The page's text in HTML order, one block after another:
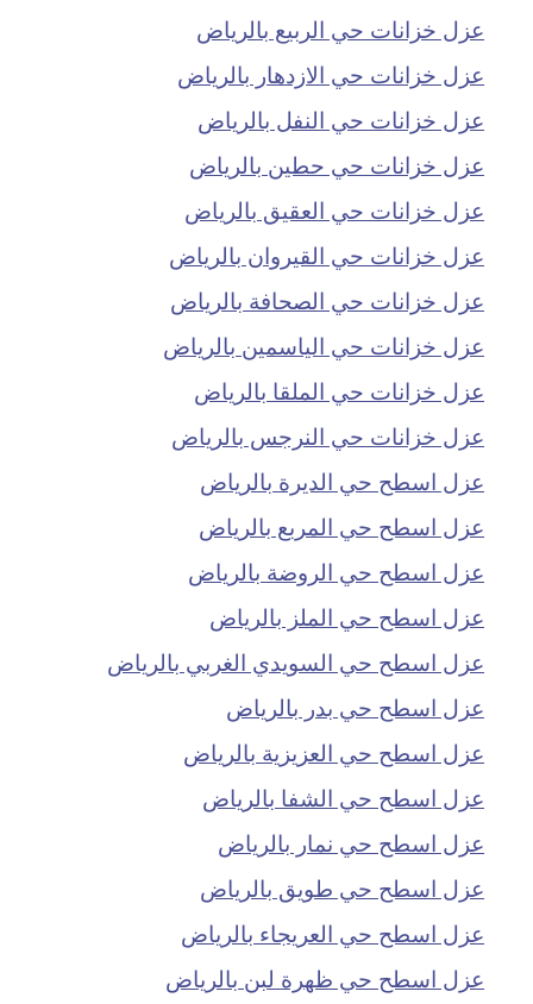
عزل خزانات حي الربيع بالرياض
عزل خزانات حي الازدهار بالرياض
عزل خزانات حي النفل بالرياض
عزل خزانات حي حطين بالرياض
عزل خزانات حي العقيق بالرياض
عزل خزانات حي القيروان بالرياض
عزل خزانات حي الصحافة بالرياض
عزل خزانات حي الياسمين بالرياض
عزل خزانات حي الملقا بالرياض
عزل خزانات حي النرجس بالرياض
عزل اسطح حي الديرة بالرياض
عزل اسطح حي المربع بالرياض
عزل اسطح حي الروضة بالرياض
عزل اسطح حي الملز بالرياض
عزل اسطح حي السويدي الغربي بالرياض
عزل اسطح حي بدر بالرياض
عزل اسطح حي العزيزية بالرياض
عزل اسطح حي الشفا بالرياض
عزل اسطح حي نمار بالرياض
عزل اسطح حي طويق بالرياض
عزل اسطح حي العريجاء بالرياض
عزل اسطح حي ظهرة لبن بالرياض